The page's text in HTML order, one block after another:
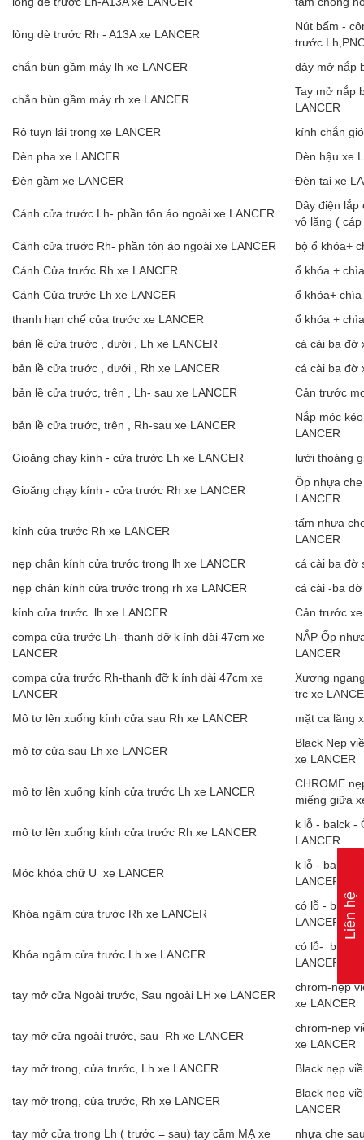
lòng dè trước Rh - A13A xe LANCER
Nút bấm -
trước
chắn bùn gầm máy lh xe LANCER
dây mở nắp
chắn bùn gầm máy rh xe LANCER
Tay mở nắp
LANCER
Rô tuyn lái trong xe LANCER
kính chắn
Đèn pha xe LANCER
Đèn hậu xe
Đèn gầm xe LANCER
Đèn tai xe
Cánh cửa trước Lh- phần tôn áo ngoài xe LANCER
Dây điện lắp
vô lăng (
Cánh cửa trước Rh- phần tôn áo ngoài xe LANCER
bộ ổ khóa+
Cánh Cửa trước Rh xe LANCER
ổ khóa +
Cánh Cửa trước Lh xe LANCER
ổ khóa+
thanh hạn chế cửa trước xe LANCER
ổ khóa +
bản lề cửa trước , dưới , Lh xe LANCER
cá cài ba đờ
bản lề cửa trước , dưới , Rh xe LANCER
cá cài ba đờ
bản lề cửa trước, trên , Lh- sau xe LANCER
Cản trước
bản lề cửa trước, trên , Rh-sau xe LANCER
Nắp móc
LANCER
Gioăng chạy kính - cửa trước Lh xe LANCER
lưới thoáng
Gioăng chạy kính - cửa trước Rh xe LANCER
Ốp nhựa
LANCER
kính cửa trước Rh xe LANCER
tấm nhựa
LANCER
nẹp chân kính cửa trước trong lh xe LANCER
cá cài ba đờ
nẹp chân kính cửa trước trong rh xe LANCER
cá cài -ba
kính cửa trước lh xe LANCER
Cản trước xe
compa cửa trước Lh- thanh đỡ k ính dài 47cm xe
LANCER
NẮP Ốp
LANCER
compa cửa trước Rh-thanh đỡ k ính dài 47cm xe
LANCER
Xương
trc xe
Mô tơ lên xuống kính cửa sau Rh xe LANCER
mặt ca lăng
mô tơ cửa sau Lh xe LANCER
Black Nẹp
xe LANCER
mô tơ lên xuống kính cửa trước Lh xe LANCER
CHROME
miếng giữa
mô tơ lên xuống kính cửa trước Rh xe LANCER
k lỗ - balck -
LANCER
Móc khóa chữ U xe LANCER
k lỗ - balck -
LANCER
Khóa ngậm cửa trước Rh xe LANCER
có lỗ - bản
LANCER
Khóa ngậm cửa trước Lh xe LANCER
có lỗ- bản
LANCER
tay mở cửa Ngoài trước, Sau ngoài LH xe LANCER
chrom-nẹp
xe LANCER
tay mở cửa ngoài trước, sau Rh xe LANCER
chrom-nẹp
xe LANCER
tay mở trong, cửa trước, Lh xe LANCER
Black nẹp
tay mở trong, cửa trước, Rh xe LANCER
Black nẹp
LANCER
tay mở cửa trong Lh ( trước = sau) tay cầm MẠ xe
nhựa che
Liên hệ